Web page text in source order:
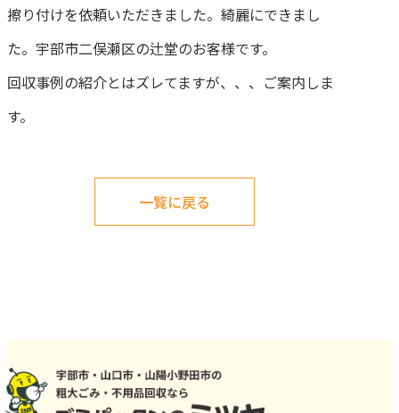
擦り付けを依頼いただきました。綺麗にできまし
た。宇部市二俣瀬区の辻堂のお客様です。
回収事例の紹介とはズレてますが、、、ご案内しま
す。
一覧に戻る